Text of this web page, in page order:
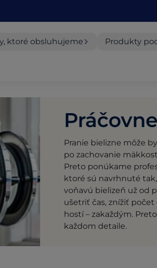
ktoré obsluhujeme Produkty
Práčovne
Pranie bielizne môže
po zachovanie
Preto ponúkame
ktoré sú navrhnuté
voňavú bielizeň už od
ušetriť čas, znížiť
hostí – zakaždým.
každom detaile.